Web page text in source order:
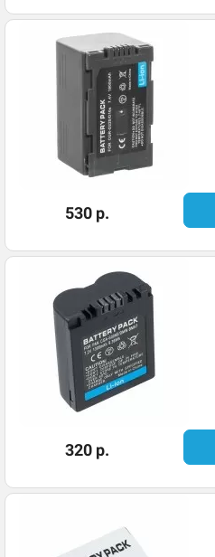
530 р.
320 р.